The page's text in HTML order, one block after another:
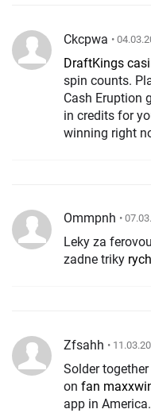
Ckcpwa •
DraftKings
spin counts.
Cash Eruption
in credits for
winning right
Ommpnh •
Leky za
zadne triky
Zfsahh •
Solder
on fan
app in America. Pick up your $1000 TEASE IT